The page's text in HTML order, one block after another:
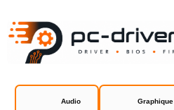
Audio Graphique